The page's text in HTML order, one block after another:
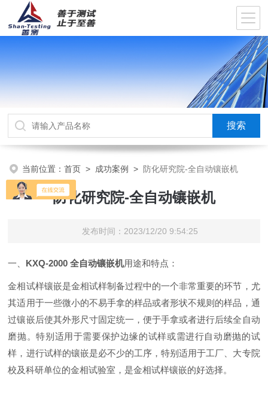
当前位置：首页 > 成功案例 > 防化研究院-全自动镶嵌机
防化研究院-全自动镶嵌机
发布时间：2023/12/20 9:54:25
一、 KXQ-2000全自动镶嵌机用途和特点：
金相试样镶嵌是金相试样制备过程中的一个非常重要的环节，尤
其适用于一些微小的不易手拿的样品或者形状不规则的样品，通
过镶嵌后使其外形尺寸固定统一，便于手拿或者进行后续全自动
磨抛。特别适用于需要保护边缘的试样或需进行自动磨抛的试
样，进行试样的镶嵌是必不少的工序，特别适用于工厂、大专院
校及科研单位的金相试验室，是金相试样镶嵌的好选择。